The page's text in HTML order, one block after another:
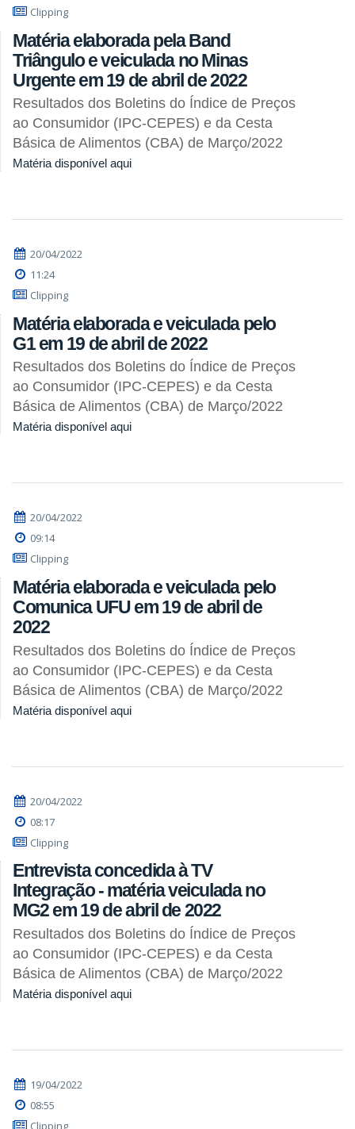
Clipping
Matéria elaborada pela Band
Triângulo e veiculada no Minas
Urgente em 19 de abril de 2022
Resultados dos Boletins do Índice de Preços
ao Consumidor (IPC-CEPES) e da Cesta
Básica de Alimentos (CBA) de Março/2022
Matéria disponível aqui
20/04/2022
11:24
Clipping
Matéria elaborada e veiculada pelo
G1 em 19 de abril de 2022
Resultados dos Boletins do Índice de Preços
ao Consumidor (IPC-CEPES) e da Cesta
Básica de Alimentos (CBA) de Março/2022
Matéria disponível aqui
20/04/2022
09:14
Clipping
Matéria elaborada e veiculada pelo
Comunica UFU em 19 de abril de
2022
Resultados dos Boletins do Índice de Preços
ao Consumidor (IPC-CEPES) e da Cesta
Básica de Alimentos (CBA) de Março/2022
Matéria disponível aqui
20/04/2022
08:17
Clipping
Entrevista concedida à TV
Integração - matéria veiculada no
MG2 em 19 de abril de 2022
Resultados dos Boletins do Índice de Preços
ao Consumidor (IPC-CEPES) e da Cesta
Básica de Alimentos (CBA) de Março/2022
Matéria disponível aqui
19/04/2022
08:55
Clipping